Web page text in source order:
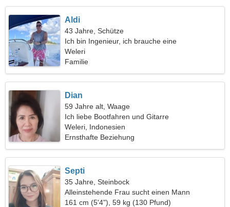
Aldi
43 Jahre, Schütze
Ich bin Ingenieur, ich brauche eine
leidenschaftliche Frau
Weleri
Familie
Dian
59 Jahre alt, Waage
Ich liebe Bootfahren und Gitarre
Weleri, Indonesien
Ernsthafte Beziehung
Septi
35 Jahre, Steinbock
Alleinstehende Frau sucht einen Mann
161 cm (5'4"), 59 kg (130 Pfund)